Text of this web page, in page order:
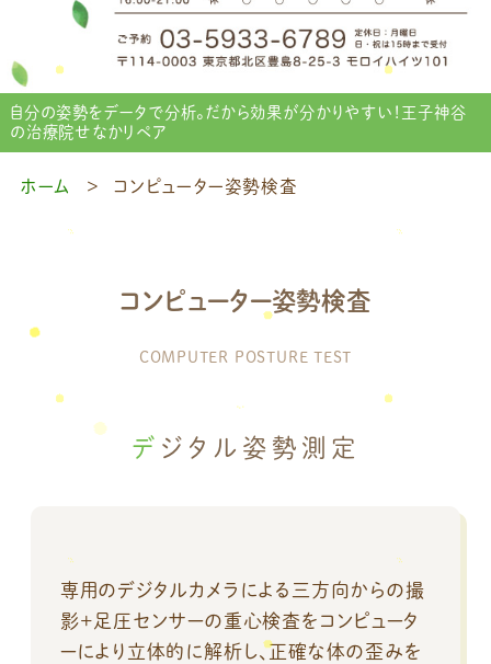
自分の姿勢をデータで分析。だから効果が分かりやすい！王子神谷
の治療院せなかリペア
ホーム コンピューター姿勢検査
コンピューター姿勢検査
COMPUTER POSTURE TEST
デジタル姿勢測定
専用のデジタルカメラによる三方向からの撮
影+足圧センサーの重心検査をコンピュータ
ーにより立体的に解析し、正確な体の歪みを